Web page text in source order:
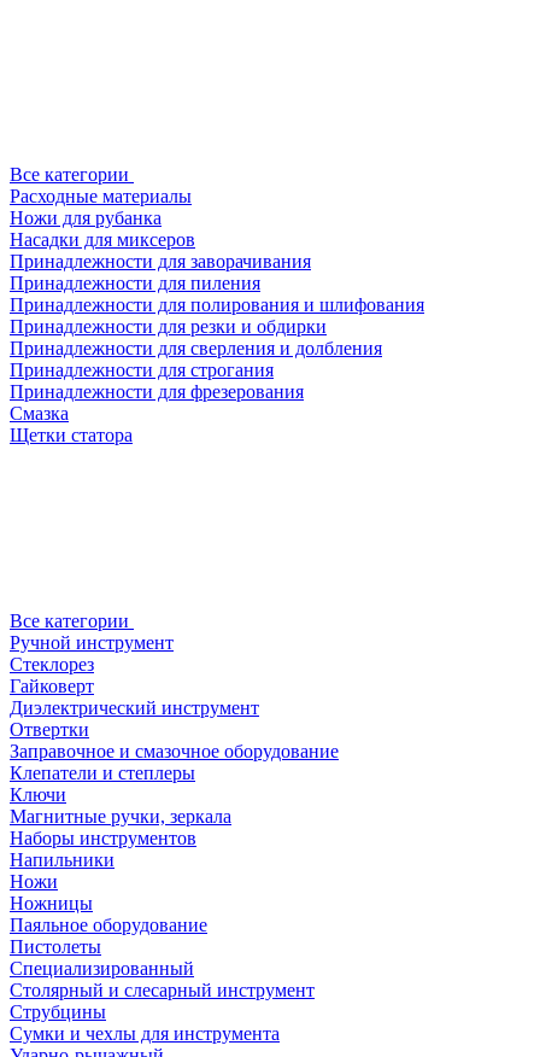
Все категории
Расходные материалы
Ножи для рубанка
Насадки для миксеров
Принадлежности для заворачивания
Принадлежности для пиления
Принадлежности для полирования и шлифования
Принадлежности для резки и обдирки
Принадлежности для сверления и долбления
Принадлежности для строгания
Принадлежности для фрезерования
Смазка
Щетки статора
Все категории
Ручной инструмент
Стеклорез
Гайковерт
Диэлектрический инструмент
Отвертки
Заправочное и смазочное оборудование
Клепатели и степлеры
Ключи
Магнитные ручки, зеркала
Наборы инструментов
Напильники
Ножи
Ножницы
Паяльное оборудование
Пистолеты
Специализированный
Столярный и слесарный инструмент
Струбцины
Сумки и чехлы для инструмента